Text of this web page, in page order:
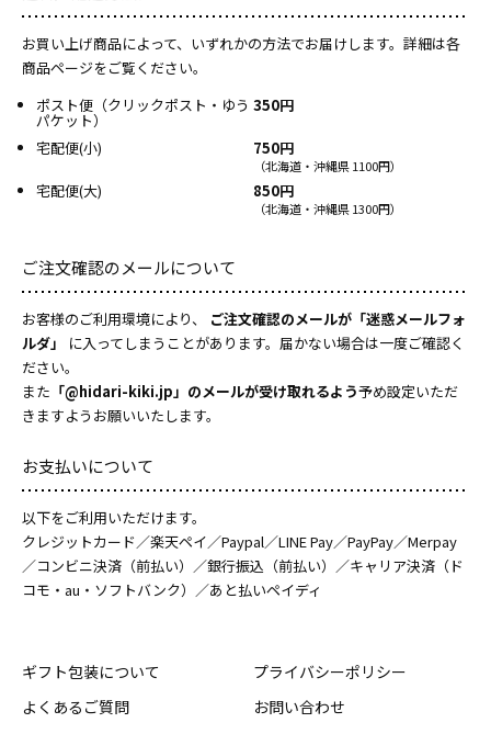
お買い上げ商品によって、いずれかの方法でお届けします。詳細は各
商品ページをご覧ください。
ポスト便（クリックポスト・ゆう
パケット）
350円
宅配便(小) 750円
（北海道・沖縄県 1100円）
宅配便(大) 850円
（北海道・沖縄県 1300円）
ご注文確認のメールについて
お客様のご利用環境により、
ご注文確認のメールが「迷惑メールフォ
ルダ」
に入ってしまうことがあります。届かない場合は一度ご確認く
ださい。
また 「@hidari-kiki.jp」のメールが受け取れるよう予め設定いただ
きますようお願いいたします。
お支払いについて
以下をご利用いただけます。
クレジットカード／楽天ペイ／Paypal／LINE Pay／PayPay／Merpay
／コンビニ決済（前払い）／銀行振込（前払い）／キャリア決済（ド
コモ・au・ソフトバンク）／あと払いペイディ
ギフト包装について
よくあるご質問
プライバシーポリシー
お問い合わせ